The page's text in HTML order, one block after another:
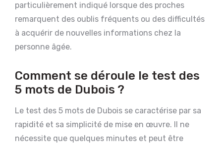
particulièrement indiqué lorsque des proches
remarquent des oublis fréquents ou des difficultés
à acquérir de nouvelles informations chez la
personne âgée.
Comment se déroule le test des
5 mots de Dubois ?
Le test des 5 mots de Dubois se caractérise par sa
rapidité et sa simplicité de mise en œuvre. Il ne
nécessite que quelques minutes et peut être